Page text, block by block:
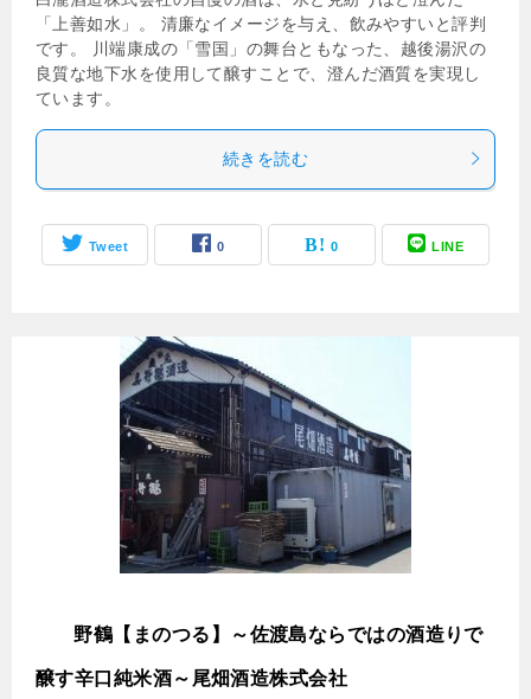
「上善如水」。 清廉なイメージを与え、飲みやすいと評判
です。 川端康成の「雪国」の舞台ともなった、越後湯沢の
良質な地下水を使用して醸すことで、澄んだ酒質を実現し
ています。
続きを読む
Tweet 0 0 LINE
野鶴【まのつる】～佐渡島ならではの酒造りで
醸す辛口純米酒～尾畑酒造株式会社